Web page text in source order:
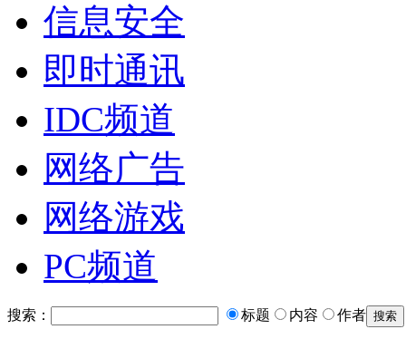
信息安全
即时通讯
IDC频道
网络广告
网络游戏
PC频道
搜索： 标题 内容 作者